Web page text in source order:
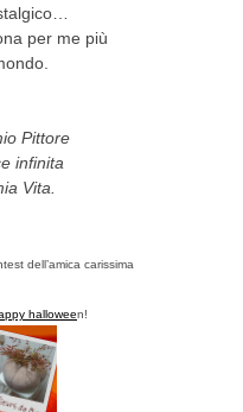
per me più
Pittore
infinita
Vita.
dell’amica carissima
halloween!